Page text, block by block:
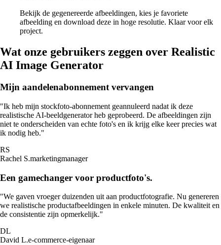
Bekijk de gegenereerde afbeeldingen, kies je favoriete
afbeelding en download deze in hoge resolutie. Klaar voor elk
project.
Wat onze gebruikers zeggen over Realistic
AI Image Generator
Mijn aandelenabonnement vervangen
"Ik heb mijn stockfoto-abonnement geannuleerd nadat ik deze
realistische AI-beeldgenerator heb geprobeerd. De afbeeldingen zijn
niet te onderscheiden van echte foto's en ik krijg elke keer precies wat
ik nodig heb."
RS
Rachel S.marketingmanager
Een gamechanger voor productfoto's.
"We gaven vroeger duizenden uit aan productfotografie. Nu genereren
we realistische productafbeeldingen in enkele minuten. De kwaliteit en
de consistentie zijn opmerkelijk."
DL
David L.e-commerce-eigenaar